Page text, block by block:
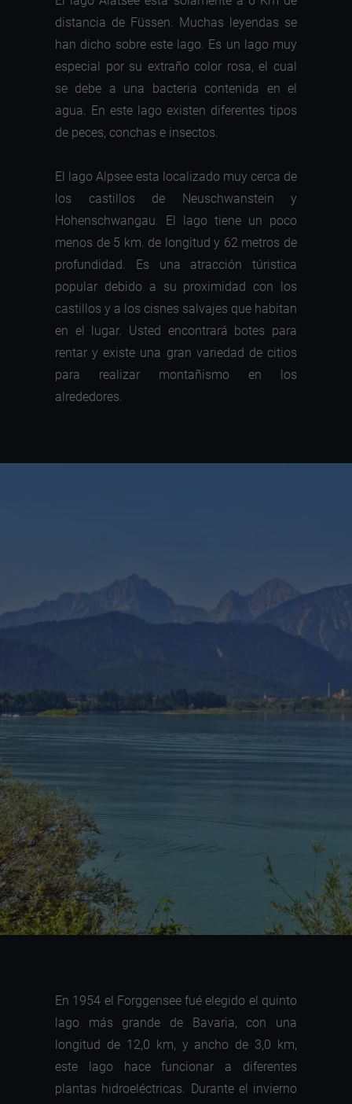
distancia de Füssen. Muchas leyendas se
han dicho sobre este lago. Es un lago muy
especial por su extraño color rosa, el cual
se debe a una bacteria contenida en el
agua. En este lago existen diferentes tipos
de peces, conchas e insectos.
El lago Alpsee esta localizado muy cerca de
los castillos de Neuschwanstein y
Hohenschwangau. El lago tiene un poco
menos de 5 km. de longitud y 62 metros de
profundidad. Es una atracción túristica
popular debido a su proximidad con los
castillos y a los cisnes salvajes que habitan
en el lugar. Usted encontrará botes para
rentar y existe una gran variedad de citios
para realizar montañismo en los
alrededores.
En 1954 el Forggensee fué elegido el quinto
lago más grande de Bavaria, con una
longitud de 12,0 km, y ancho de 3,0 km,
este lago hace funcionar a diferentes
plantas hidroeléctricas. Durante el invierno